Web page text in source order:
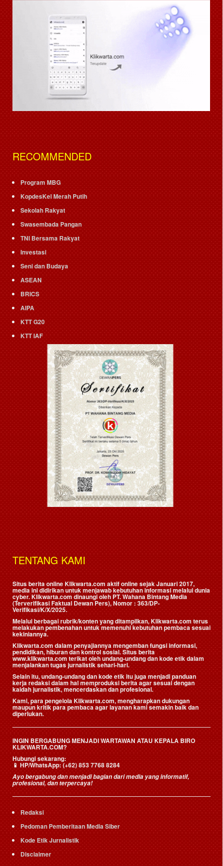
RECOMMENDED
Program MBG
KopdesKel Merah Putih
Sekolah Rakyat
Swasembada Pangan
TNI Bersama Rakyat
Investasi
Seni dan Budaya
ASEAN
BRICS
AIPA
KTT G20
KTT IAF
TENTANG KAMI
Situs berita online Klikwarta.com aktif online sejak Januari 2017,
media ini didirikan untuk menjawab kebutuhan informasi melalui dunia
cyber. Klikwarta.com dinaungi oleh PT. Wahana Bintang Media
(Terverifikasi Faktual Dewan Pers), Nomor : 363/DP-
Verifikasi/K/X/2025.
Melalui berbagai rubrik/konten yang ditampilkan, Klikwarta.com terus
melakukan pembenahan untuk memenuhi kebutuhan pembaca sesuai
kekiniannya.
Klikwarta.com dalam penyajiannya mengemban fungsi informasi,
pendidikan, hiburan dan kontrol sosial. Situs berita
www.klikwarta.com terikat oleh undang-undang dan kode etik dalam
menjalankan tugas jurnalistik sehari-hari.
Selain itu, undang-undang dan kode etik itu juga menjadi panduan
kerja redaksi dalam hal memproduksi berita agar sesuai dengan
kaidah jurnalistik, mencerdaskan dan profesional.
Kami, para pengelola Klikwarta.com, mengharapkan dukungan
maupun kritik para pembaca agar layanan kami semakin baik dan
diperlukan.
INGIN BERGABUNG MENJADI WARTAWAN ATAU KEPALA BIRO
KLIKWARTA.COM?
Hubungi sekarang:
📱HP/WhatsApp:(+62) 853 7768 8284
Ayo bergabung dan menjadi bagian dari media yang informatif,
profesional, dan terpercaya!
Redaksi
Pedoman Pemberitaan Media Siber
Kode Etik Jurnalistik
Disclaimer